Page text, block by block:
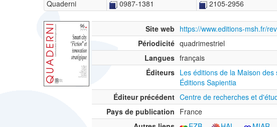
Quaderni
0987-1381 2105-2956
Site web https://www.editions-msh.fr/
Périodicité quadrimestriel
Langues français
Éditeurs Les éditions de la Maison
Éditions Sapientia
Éditeur précédent Centre de recherches et
Pays de publication France